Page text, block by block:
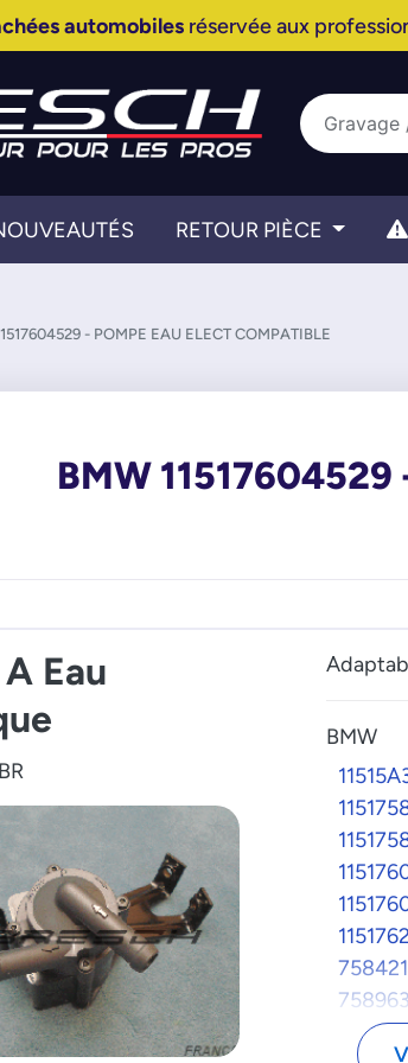
automobilesréservée aux
RETOUR PIÈCE
- POMPE EAU ELECT COMPATIBLE
BMW 11517604529
Eau
BMW